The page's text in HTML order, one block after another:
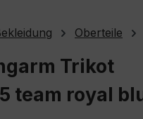
Oberteile
Trikot
team royal